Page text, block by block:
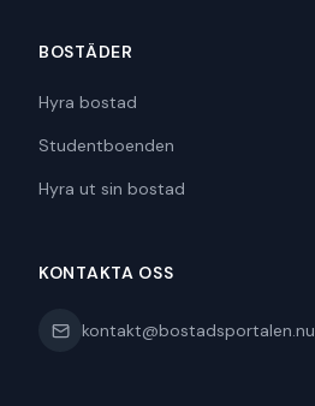
BOSTÄDER
Hyra bostad
Studentboenden
Hyra ut sin bostad
KONTAKTA OSS
kontakt@bostadsportalen.nu